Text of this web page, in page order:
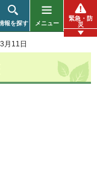
報を探す メニュー
緊急・防
災
月11日